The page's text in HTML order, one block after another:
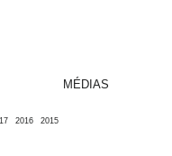
2016
2015
MÉDIAS